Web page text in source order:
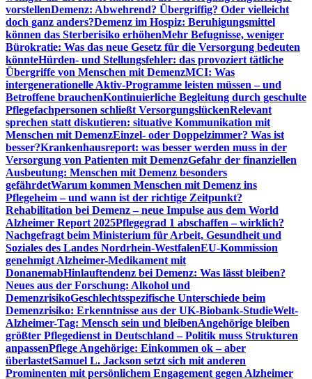
vorstellenDemenz: Abwehrend? Übergriffig? Oder vielleicht
doch ganz anders?Demenz im Hospiz: Beruhigungsmittel
können das Sterberisiko erhöhenMehr Befugnisse, weniger
Bürokratie: Was das neue Gesetz für die Versorgung bedeuten
könnteHürden- und Stellungsfehler: das provoziert tätliche
Übergriffe von Menschen mit DemenzMCI: Was
intergenerationelle Aktiv-Programme leisten müssen – und
Betroffene brauchenKontinuierliche Begleitung durch geschulte
Pflegefachpersonen schließt VersorgungslückenRelevant
sprechen statt diskutieren: situative Kommunikation mit
Menschen mit DemenzEinzel- oder Doppelzimmer? Was ist
besser?Krankenhausreport: was besser werden muss in der
Versorgung von Patienten mit DemenzGefahr der finanziellen
Ausbeutung: Menschen mit Demenz besonders
gefährdetWarum kommen Menschen mit Demenz ins
Pflegeheim – und wann ist der richtige Zeitpunkt?
Rehabilitation bei Demenz – neue Impulse aus dem World
Alzheimer Report 2025Pflegegrad 1 abschaffen – wirklich?
Nachgefragt beim Ministerium für Arbeit, Gesundheit und
Soziales des Landes Nordrhein-WestfalenEU-Kommission
genehmigt Alzheimer-Medikament mit
DonanemabHinlauftendenz bei Demenz: Was lässt bleiben?
Neues aus der Forschung: Alkohol und
DemenzrisikoGeschlechtsspezifische Unterschiede beim
Demenzrisiko: Erkenntnisse aus der UK-Biobank-StudieWelt-
Alzheimer-Tag: Mensch sein und bleibenAngehörige bleiben
größter Pflegedienst in Deutschland – Politik muss Strukturen
anpassenPflege Angehörige: Einkommen ok – aber
überlastetSamuel L. Jackson setzt sich mit anderen
Prominenten mit persönlichem Engagement gegen Alzheimer